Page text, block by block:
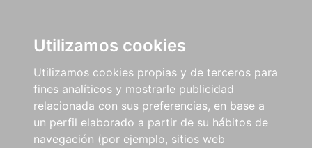
Utilizamos cookies
Utilizamos cookies propias y de terceros para
fines analíticos y mostrarle publicidad
relacionada con sus preferencias, en base a
un perfil elaborado a partir de su hábitos de
navegación (por ejemplo, sitios web